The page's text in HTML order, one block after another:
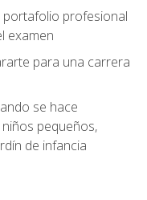
portafolio profesional
examen
para una carrera
se hace
pequeños,
de infancia